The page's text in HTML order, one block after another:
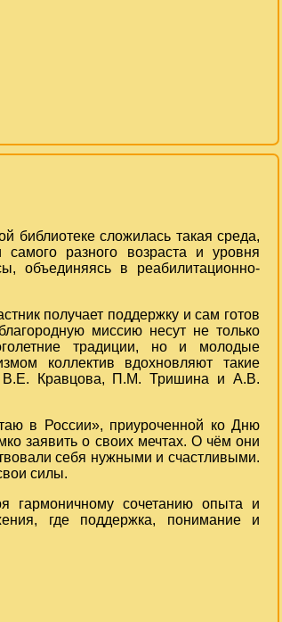
библиотеке сложилась такая среда,
самого разного возраста и уровня
объединяясь в реабилитационно-
получает поддержку и сам готов
миссию несут не только
традиции, но и молодые
коллектив вдохновляют такие
В.Е. Кравцова, П.М. Тришина и А.В.
в России», приуроченной ко Дню
заявить о своих мечтах. О чём они
себя нужными и счастливыми.
силы.
гармоничному сочетанию опыта и
где поддержка, понимание и